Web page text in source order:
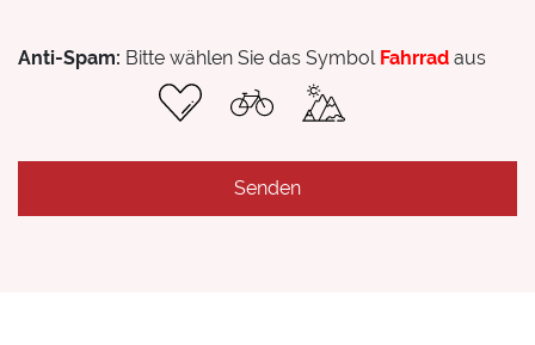
Anti-Spam: Bitte wählen Sie das Symbol Fahrrad aus